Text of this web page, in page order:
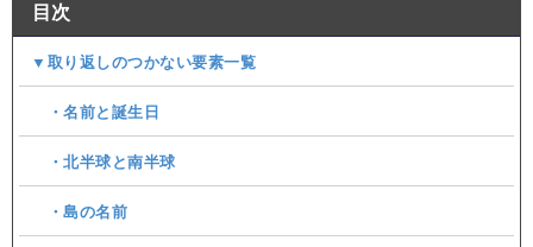
目次
▼取り返しのつかない要素一覧
・名前と誕生日
・北半球と南半球
・島の名前